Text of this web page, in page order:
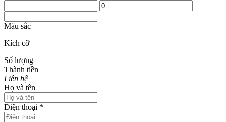
Màu sắc
Kích cỡ
Số lượng
Thành tiền
Liên hệ
Họ và tên
Điện thoại *